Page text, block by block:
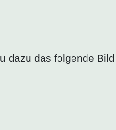
dazu das folgende Bild